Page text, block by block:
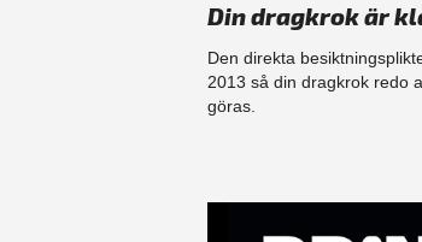
Din dragkrok är
Den direkta
2013 så din dragkrok redo
göras.